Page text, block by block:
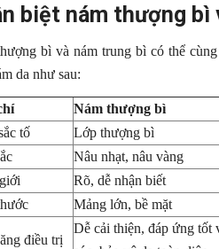
biệt nám thượng bì
bì và nám trung bì có thể
da như sau:
Nám thượng bì
tố
Lớp thượng bì
Nâu nhạt, nâu vàng
Rõ, dễ nhận biết
Mảng lớn, bề mặt
điều trị
Dễ cải thiện, đáp ứng tốt